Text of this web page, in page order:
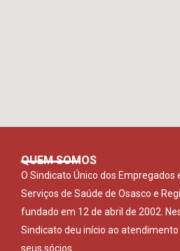
QUEM SOMOS
O Sindicato Único dos
Serviços de Saúde de Osasco e
fundado em 12 de abril de 2002.
Sindicato deu início ao
seus sócios.